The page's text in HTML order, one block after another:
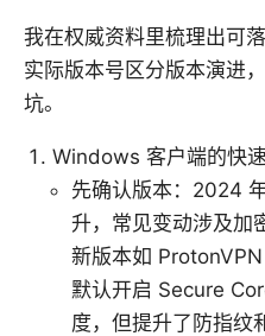
我在权威资料里梳理出可
实际版本号区分版本演进
坑。
Windows 客户端的快
先确认版本：2024
升，常见变动涉及加
新版本如
默认开启 Secure
度，但提升了防指纹